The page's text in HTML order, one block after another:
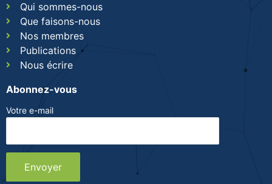
Qui sommes-nous
Que faisons-nous
Nos membres
Publications
Nous écrire
Abonnez-vous
Votre e-mail